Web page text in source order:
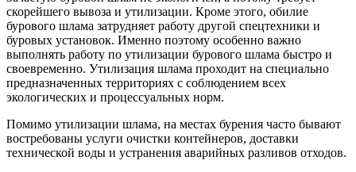
скорейшего вывоза и утилизации. Кроме этого, обилие
бурового шлама затрудняет работу другой спецтехники и
буровых установок. Именно поэтому особенно важно
выполнять работу по утилизации бурового шлама быстро и
своевременно. Утилизация шлама проходит на специально
предназначенных территориях с соблюдением всех
экологических и процессуальных норм.
Помимо утилизации шлама, на местах бурения часто бывают
востребованы услуги очистки контейнеров, доставки
технической воды и устранения аварийных разливов отходов.